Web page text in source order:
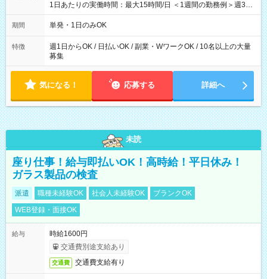
1日あたりの実働時間：最大15時間/日 ＜1週間の勤務例＞週3回
勤務 勤務：月・水・金 休み：火・木・土・日 好きな時にお仕事
可能です！ ※1日あたりの最大実働時間は日勤、夜勤共に勤務し
期間 単発・1日のみOK
特徴
週1日からOK / 日払いOK / 副業・WワークOK / 10名以上の大量
募集
気になる！ 応募する 詳細へ
未読
座り仕事！給与即払いOK！高時給！平日休み！
ガラス製品の検査
派遣 職種未経験OK 社会人未経験OK
ブランクOK
WEB登録・面接OK
給与
時給1600円
交通費別途支給あり
交通費 交通費支給有り